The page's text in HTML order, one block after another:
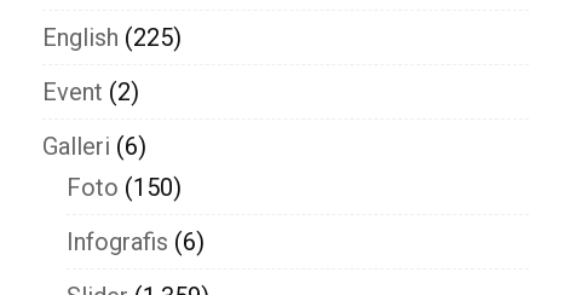
English (225)
Event (2)
Galleri (6)
Foto (150)
Infografis (6)